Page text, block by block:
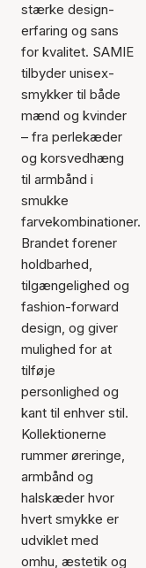
stærke design­
erfaring og sans
for kvalitet. SAMIE
tilbyder unisex-
smykker til både
mænd og kvinder
– fra perlekæder
og korsvedhæng
til armbånd i
smukke
farvekombinationer.
Brandet forener
holdbarhed,
tilgængelighed og
fashion-forward
design, og giver
mulighed for at
tilføje
personlighed og
kant til enhver stil.
Kollektionerne
rummer øreringe,
armbånd og
halskæder hvor
hvert smykke er
udviklet med
omhu, æstetik og